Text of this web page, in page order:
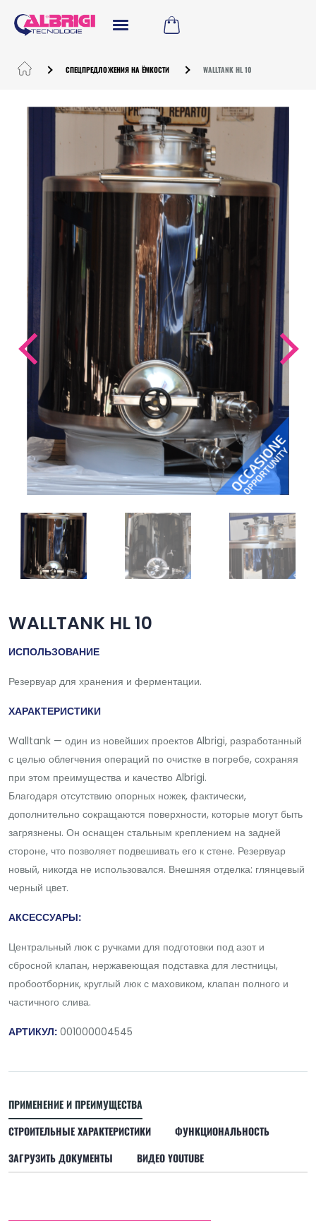
СПЕЦПРЕДЛОЖЕНИЯ НА ЁМКОСТИ WALLTANK HL 10
WALLTANK HL 10
ИСПОЛЬЗОВАНИЕ
Резервуар для хранения и ферментации.
ХАРАКТЕРИСТИКИ
Walltank — один из новейших проектов Albrigi, разработанный
с целью облегчения операций по очистке в погребе, сохраняя
при этом преимущества и качество Albrigi.
Благодаря отсутствию опорных ножек, фактически,
дополнительно сокращаются поверхности, которые могут быть
загрязнены. Он оснащен стальным креплением на задней
стороне, что позволяет подвешивать его к стене. Резервуар
новый, никогда не использовался. Внешняя отделка: глянцевый
черный цвет.
АКСЕССУАРЫ:
Центральный люк с ручками для подготовки под азот и
сбросной клапан, нержавеющая подставка для лестницы,
пробоотборник, круглый люк с маховиком, клапан полного и
частичного слива.
АРТИКУЛ: 001000004545
ПРИМЕНЕНИЕ И ПРЕИМУЩЕСТВА
СТРОИТЕЛЬНЫЕ ХАРАКТЕРИСТИКИ
ФУНКЦИОНАЛЬНОСТЬ
ЗАГРУЗИТЬ ДОКУМЕНТЫ
ВИДЕО YOUTUBE